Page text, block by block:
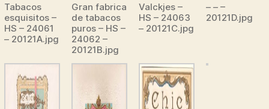
Tabacos
esquisitos –
HS – 24061
– 20121A.jpg
Gran fabrica
de tabacos
puros – HS –
24062 –
20121B.jpg
Valckjes –
HS – 24063
– 20121C.jpg
– – –
20121D.jpg